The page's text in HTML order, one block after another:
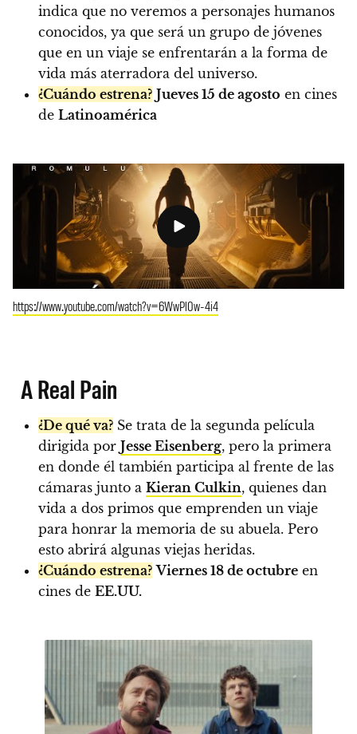
indica que no veremos a personajes humanos
conocidos, ya que será un grupo de jóvenes
que en un viaje se enfrentarán a la forma de
vida más aterradora del universo.
¿Cuándo estrena? Jueves 15 de agosto en cines
de Latinoamérica
https://www.youtube.com/watch?v=6WwPl0w-4i4
A Real Pain
¿De qué va? Se trata de la segunda película
dirigida por Jesse Eisenberg, pero la primera
en donde él también participa al frente de las
cámaras junto a Kieran Culkin, quienes dan
vida a dos primos que emprenden un viaje
para honrar la memoria de su abuela. Pero
esto abrirá algunas viejas heridas.
¿Cuándo estrena? Viernes 18 de octubre en
cines de EE.UU.